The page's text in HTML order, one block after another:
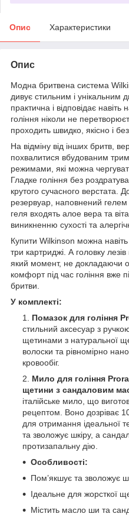
Опис Характеристики
Опис
Модна бритвена система
дивує стильним і унікальним
практична і відповідає
гоління ніколи не
проходить швидко, якісно і без
На відміну від інших бритв,
похвалитися вбудованим
режимами, які можна
Гладке гоління без
крутого сучасного верстата.
резервуар, наповнений
геля входять алое вера та
виникненню сухості та
Купити Wilkinson можна
три картриджі. А головку
який момент, не докладаючи
комфорт під час гоління вже
бритви.
У комплекті:
Помазок для гоління
стильний аксесуар з
щетинами з натуральної
волоски та рівномірно
кровообіг.
Мило для гоління
щетини з сандаловим
італійське мило, що
рецептом. Воно дозріває
для отримання ідеальної
та зволожує шкіру, а
протизапальну дію.
Особливості:
Пом’якшує та зволожує
Ідеальне для жорсткої
Містить масло ши та